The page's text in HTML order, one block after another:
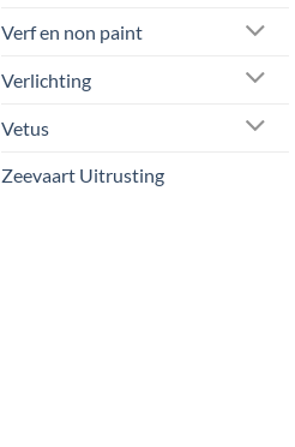
Verf en non paint
Verlichting
Vetus
Zeevaart Uitrusting